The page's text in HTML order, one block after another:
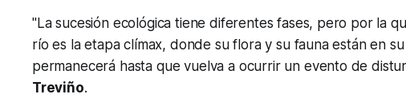
"La sucesión ecológica tiene diferentes fases, pero por la
río es la etapa clímax, donde su flora y su fauna están en
permanecerá hasta que vuelva a ocurrir un evento de
Treviño.